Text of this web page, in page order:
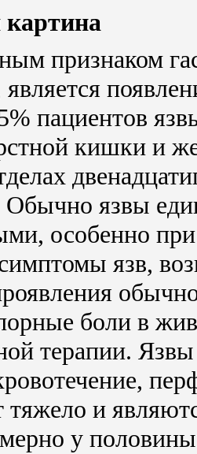
признаком
пациентов
кишки и
Обычно язвы
особенно
язв,
боли в
терапии.
тяжело и
у половины